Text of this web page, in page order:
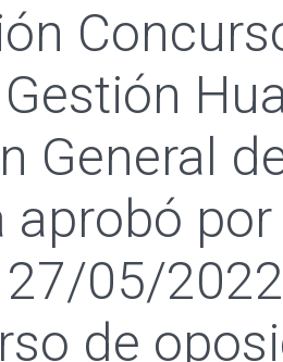
General
aprobó
27/05/
de